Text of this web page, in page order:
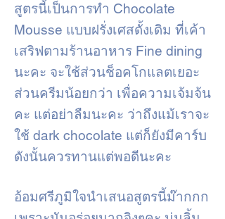
สูตรนี้เป็นการทำ Chocolate
Mousse แบบฝรั่งเศสดั้งเดิม ที่เค้า
เสริฟตามร้านอาหาร Fine dining
นะคะ จะใช้ส่วนช็อคโกแลตเยอะ
ส่วนครีมน้อยกว่า เพื่อความเจ้มจ้น
คะ แต่อย่าลืมนะคะ ว่าถึงแม้เราจะ
ใช้ dark chocolate แต่ก็ยังมีคาร์บ
ดังนั้นควรทานแต่พอดีนะคะ
อ้อมศรีภูมิใจนำเสนอสูตรนี้ม๊ากกก